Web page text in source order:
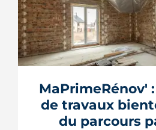
259 € par an en
une hausse de 14 %
risque inondation bien
la Loire et de la Sèvre :
habitation nantaise
doux et vigilance
limites et conseils
MaPrimeRénov'
de travaux
du parcours